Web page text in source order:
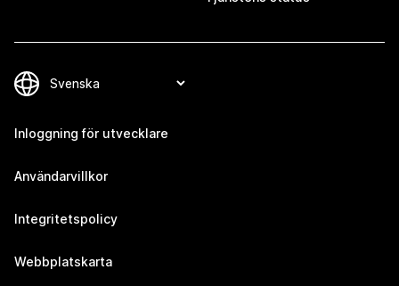
Inloggning för utvecklare
Användarvillkor
Integritetspolicy
Webbplatskarta